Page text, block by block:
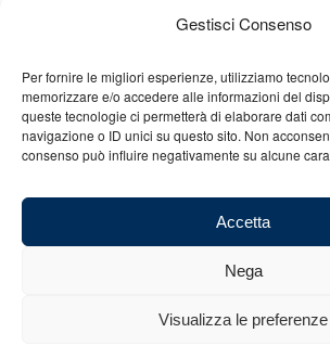
Gestisci Consenso
Per fornire le migliori esperienze, utilizziamo
memorizzare e/o accedere alle informazioni del
queste tecnologie ci permetterà di elaborare dati
navigazione o ID unici su questo sito. Non
consenso può influire negativamente su alcune
Accetta
Nega
Visualizza le preferenze
Chi siamo Gian Carlo Minardi
Gear
Merchandising
Partners Contatti
03101011207 - REA: BO 491926 (sede legale) - REA: